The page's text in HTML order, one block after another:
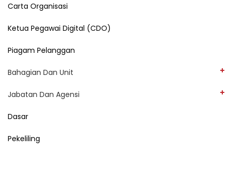
Carta Organisasi
Ketua Pegawai Digital (CDO)
Piagam Pelanggan
Bahagian Dan Unit
Jabatan Dan Agensi
Dasar
Pekeliling